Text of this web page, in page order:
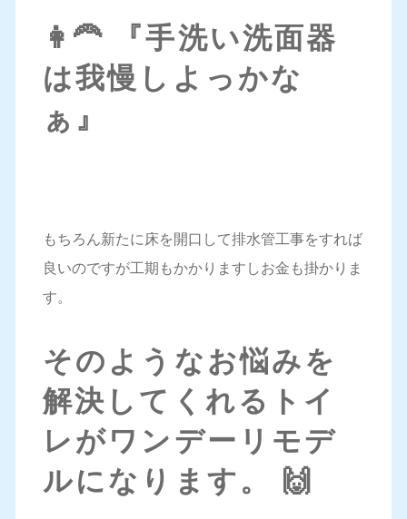
👩‍🦰 『手洗い洗面器
は我慢しよっかな
ぁ』
もちろん新たに床を開口して排水管工事をすれば
良いのですが工期もかかりますしお金も掛かりま
す。
そのようなお悩みを
解決してくれるトイ
レがワンデーリモデ
ルになります。 🙌